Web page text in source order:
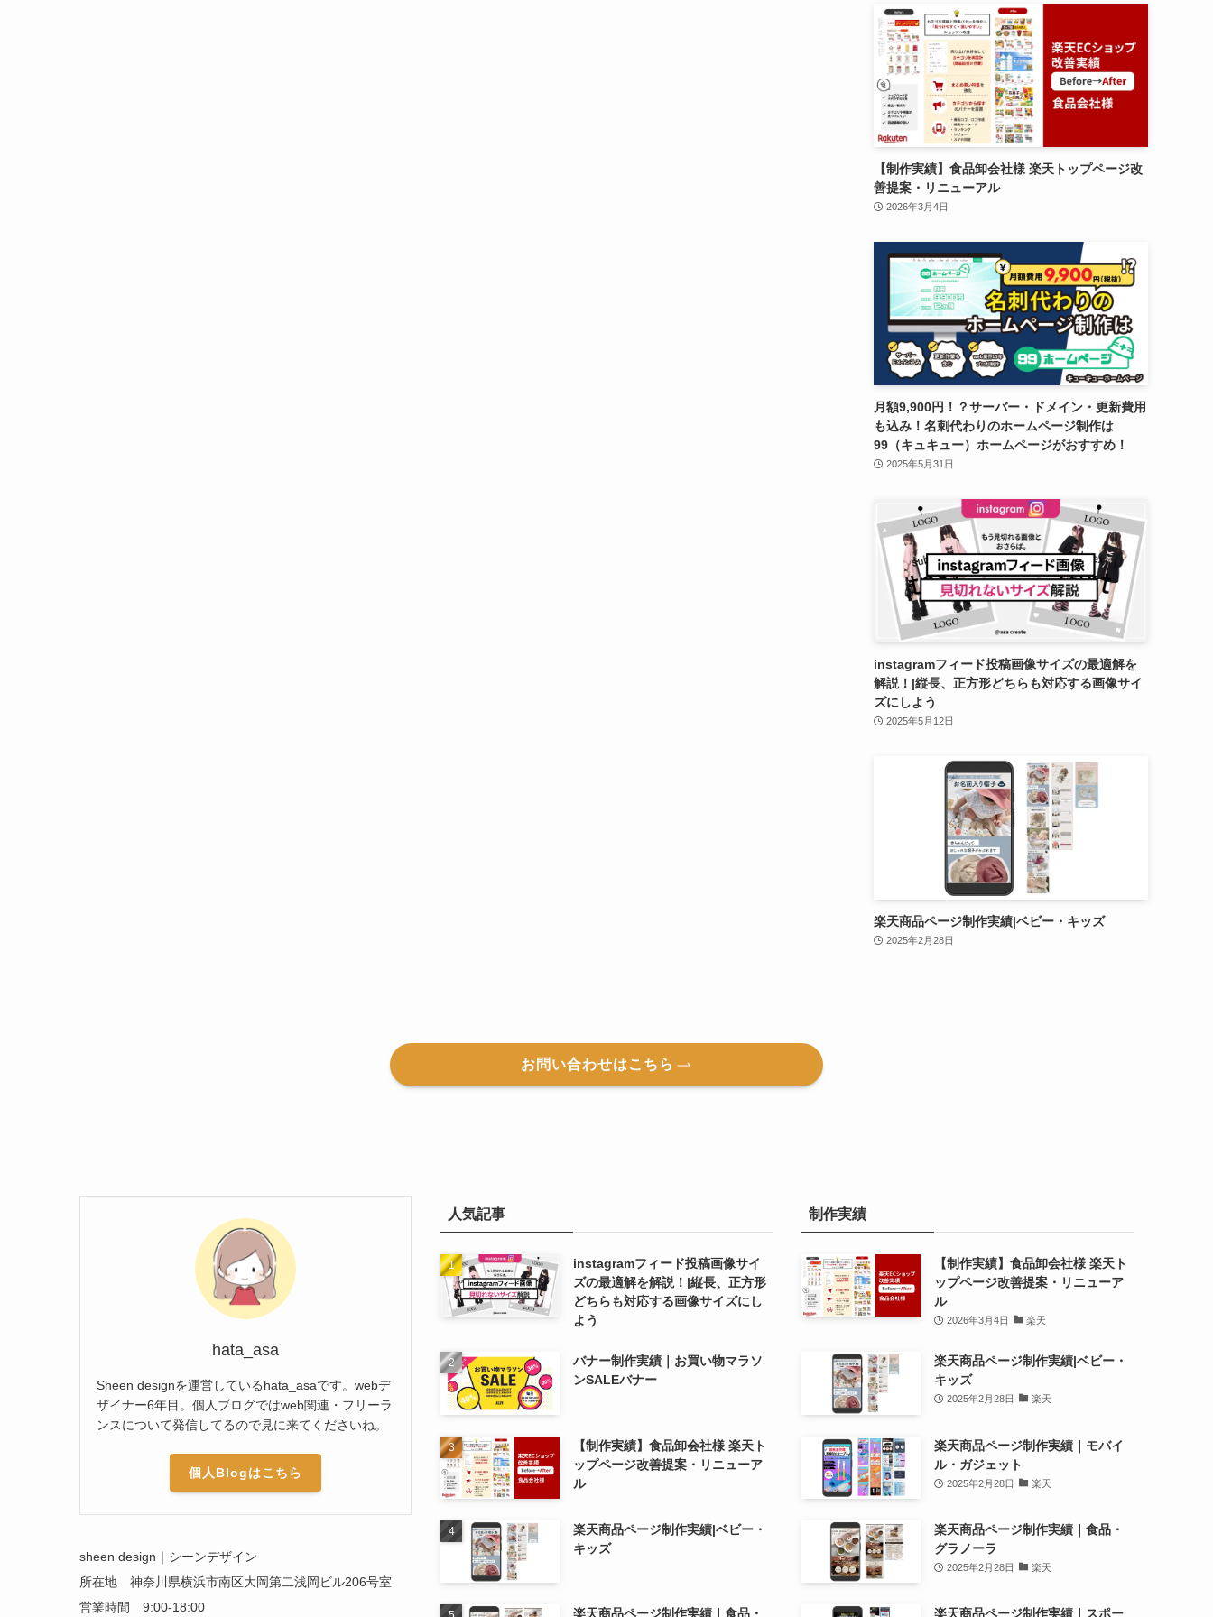
【制作実績】食品卸会社様 楽天トップページ改
善提案・リニューアル
2026年3月4日
月額9,900円！？サーバー・ドメイン・更新費用
も込み！名刺代わりのホームページ制作は
99（キュキュー）ホームページがおすすめ！
2025年5月31日
instagramフィード投稿画像サイズの最適解を
解説！|縦長、正方形どちらも対応する画像サイ
ズにしよう
2025年5月12日
楽天商品ページ制作実績|ベビー・キッズ
2025年2月28日
お問い合わせはこちら
hata_asa
Sheen designを運営しているhata_asaです。webデ
ザイナー6年目。個人ブログではweb関連・フリーラ
ンスについて発信してるので見に来てくださいね。
個人Blogはこちら
sheen design｜シーンデザイン
所在地 神奈川県横浜市南区大岡第二浅岡ビル206号室
営業時間 9:00-18:00
人気記事
instagramフィード投稿画像サイ
ズの最適解を解説！|縦長、正方形
どちらも対応する画像サイズにし
よう
バナー制作実績｜お買い物マラソ
ンSALEバナー
【制作実績】食品卸会社様 楽天ト
ップページ改善提案・リニューア
ル
楽天商品ページ制作実績|ベビー・
キッズ
楽天商品ページ制作実績｜食品・
制作実績
【制作実績】食品卸会社様 楽天ト
ップページ改善提案・リニューア
ル
2026年3月4日 楽天
楽天商品ページ制作実績|ベビー・
キッズ
2025年2月28日 楽天
楽天商品ページ制作実績｜モバイ
ル・ガジェット
2025年2月28日 楽天
楽天商品ページ制作実績｜食品・
グラノーラ
2025年2月28日 楽天
楽天商品ページ制作実績｜スポー